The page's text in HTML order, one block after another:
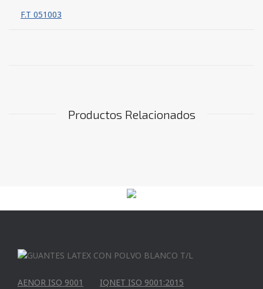
F.T 051003
Productos Relacionados
AENOR ISO 9001 IQNET ISO 9001:2015